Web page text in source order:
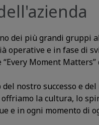
dei più grandi
operative e in fase di
Moment
nostro successo e
la cultura, lo
e in ogni momento di